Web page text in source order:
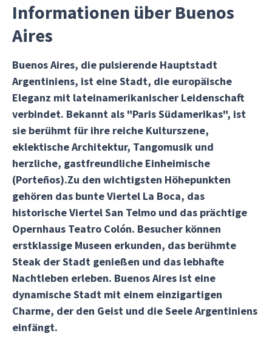
Informationen über Buenos
Aires
Buenos Aires, die pulsierende Hauptstadt
Argentiniens, ist eine Stadt, die europäische
Eleganz mit lateinamerikanischer Leidenschaft
verbindet. Bekannt als "Paris Südamerikas", ist
sie berühmt für ihre reiche Kulturszene,
eklektische Architektur, Tangomusik und
herzliche, gastfreundliche Einheimische
(Porteños).Zu den wichtigsten Höhepunkten
gehören das bunte Viertel La Boca, das
historische Viertel San Telmo und das prächtige
Opernhaus Teatro Colón. Besucher können
erstklassige Museen erkunden, das berühmte
Steak der Stadt genießen und das lebhafte
Nachtleben erleben. Buenos Aires ist eine
dynamische Stadt mit einem einzigartigen
Charme, der den Geist und die Seele Argentiniens
einfängt.